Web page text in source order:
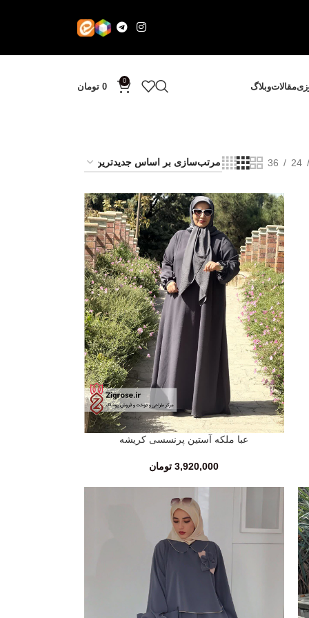
مقالاتوبلاگ
0
0 تومان
24
36
انتخاب گزینه‌هاعبا ملکه آستین پرنسسی کریشه
3,920,000 تومان